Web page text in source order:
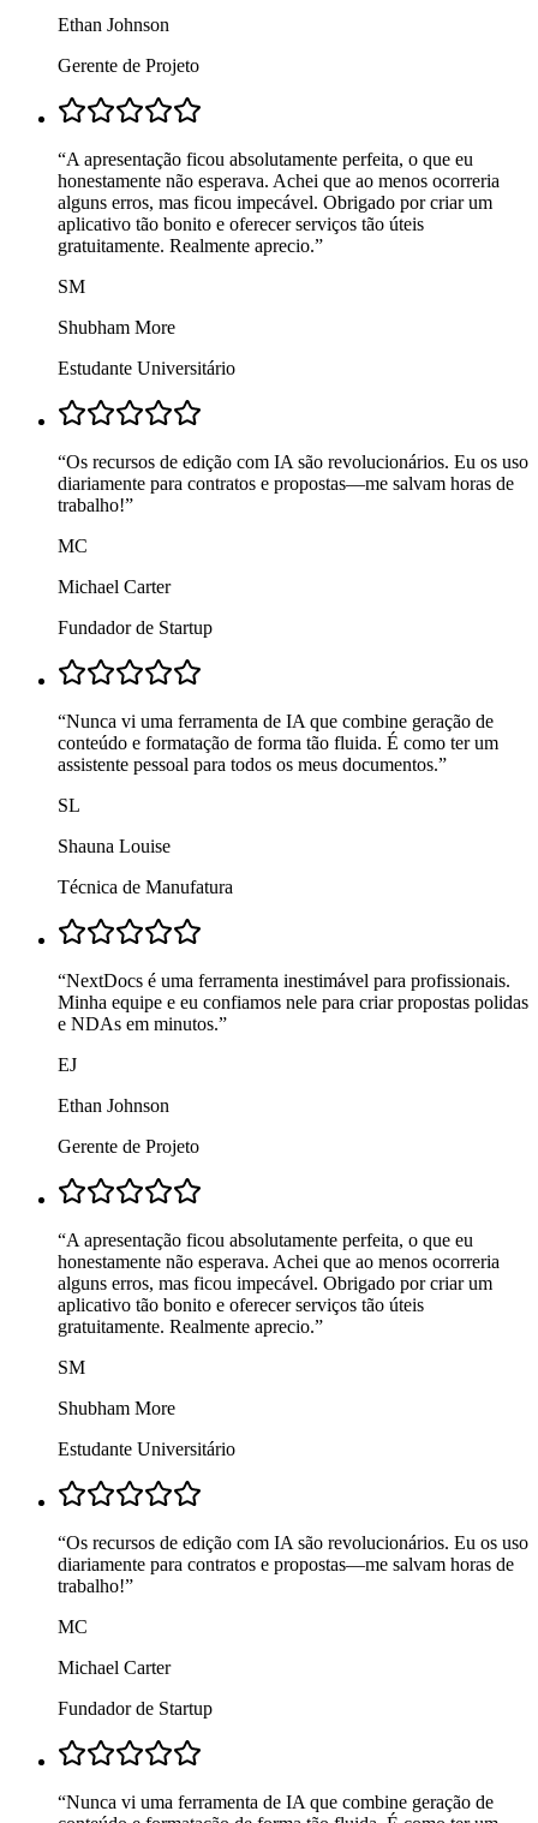
Ethan Johnson
Gerente de Projeto
“A apresentação ficou absolutamente perfeita, o que eu
honestamente não esperava. Achei que ao menos ocorreria
alguns erros, mas ficou impecável. Obrigado por criar um
aplicativo tão bonito e oferecer serviços tão úteis
gratuitamente. Realmente aprecio.”
SM
Shubham More
Estudante Universitário
“Os recursos de edição com IA são revolucionários. Eu os uso
diariamente para contratos e propostas—me salvam horas de
trabalho!”
MC
Michael Carter
Fundador de Startup
“Nunca vi uma ferramenta de IA que combine geração de
conteúdo e formatação de forma tão fluida. É como ter um
assistente pessoal para todos os meus documentos.”
SL
Shauna Louise
Técnica de Manufatura
“NextDocs é uma ferramenta inestimável para profissionais.
Minha equipe e eu confiamos nele para criar propostas polidas
e NDAs em minutos.”
EJ
Ethan Johnson
Gerente de Projeto
“A apresentação ficou absolutamente perfeita, o que eu
honestamente não esperava. Achei que ao menos ocorreria
alguns erros, mas ficou impecável. Obrigado por criar um
aplicativo tão bonito e oferecer serviços tão úteis
gratuitamente. Realmente aprecio.”
SM
Shubham More
Estudante Universitário
“Os recursos de edição com IA são revolucionários. Eu os uso
diariamente para contratos e propostas—me salvam horas de
trabalho!”
MC
Michael Carter
Fundador de Startup
“Nunca vi uma ferramenta de IA que combine geração de